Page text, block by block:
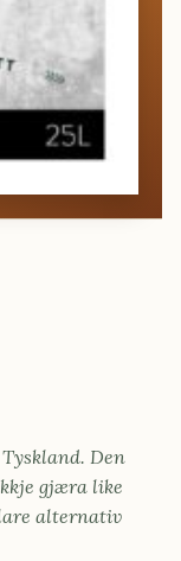
Den
gjæra like
alternativ